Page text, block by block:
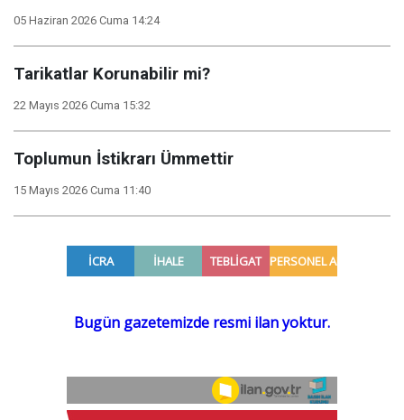
05 Haziran 2026 Cuma 14:24
Tarikatlar Korunabilir mi?
22 Mayıs 2026 Cuma 15:32
Toplumun İstikrarı Ümmettir
15 Mayıs 2026 Cuma 11:40